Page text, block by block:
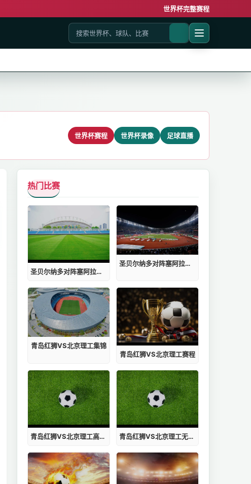
世界杯完整赛程
世界杯赛程 世界杯录像 足球直播
热门比赛
圣贝尔纳多对阵塞阿拉集锦
圣贝尔纳多对阵塞阿拉赛程
青岛红狮VS北京理工集锦
青岛红狮VS北京理工赛程
青岛红狮VS北京理工高清直播 青岛红狮VS北京理工无插件